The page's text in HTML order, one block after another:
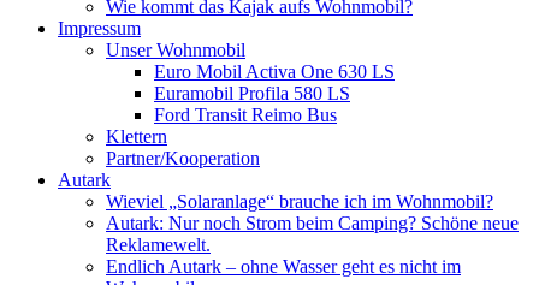
Wie kommt das Kajak aufs Wohnmobil?
Impressum
Unser Wohnmobil
Euro Mobil Activa One 630 LS
Euramobil Profila 580 LS
Ford Transit Reimo Bus
Klettern
Partner/Kooperation
Autark
Wieviel „Solaranlage“ brauche ich im Wohnmobil?
Autark: Nur noch Strom beim Camping? Schöne neue
Reklamewelt.
Endlich Autark – ohne Wasser geht es nicht im